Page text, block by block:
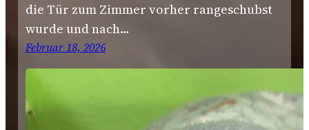
die Tür zum Zimmer vorher rangeschubst
wurde und nach…
Februar 18, 2026